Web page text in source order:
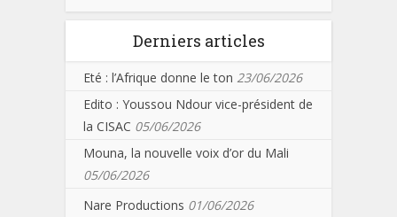
Derniers articles
Eté : l’Afrique donne le ton 23/06/2026
Edito : Youssou Ndour vice-président de
la CISAC 05/06/2026
Mouna, la nouvelle voix d’or du Mali
05/06/2026
Nare Productions 01/06/2026